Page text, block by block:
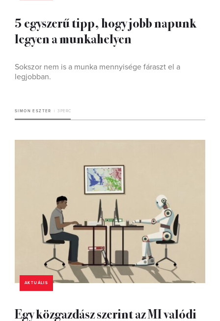
5 egyszerű tipp, hogy jobb napunk
legyen a munkahelyen
Sokszor nem is a munka mennyisége fáraszt el a
legjobban.
SIMON ESZTER 3 PERC
AKTUÁLIS
Egy közgazdász szerint az MI valódi